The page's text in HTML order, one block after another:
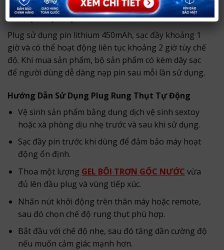
Pin Sạc Tiện Lợi
Plug sử dụng pin lithium 450mAh, sạc đầy khoảng 1
giờ và có thể hoạt động liên tục khoảng 2 giờ tùy chế
độ. Khi mua sản phẩm, bộ sản phẩm có kèm dây sạc
để người dùng dễ dàng nạp pin sau mỗi lần sử dụng.
Hướng Dẫn Sử Dụng Plug Rung Thụt Tự Động
Vệ sinh sản phẩm bằng dung dịch vệ sinh sextoy
hoặc xà phòng dịu nhẹ trước và sau khi sử dụng.
Sạc đầy pin trước khi dùng để đảm bảo máy hoạt
động ổn định.
Thoa một lượng GEL BÔI TRƠN GỐC NƯỚC vừa
đủ lên đầu plug và vùng tiếp xúc.
Nhấn nút khởi động trên thân máy hoặc remote,
sau đó chọn chế độ rung thụt phù hợp.
Bắt đầu với chế độ nhẹ, sau đó tăng dần cường độ
nếu muốn cảm giác mạnh hơn.